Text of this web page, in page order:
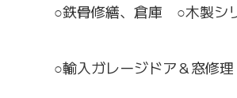
○鉄骨修繕、倉庫 ○木製シ
○輸入ガレージドア＆窓修理